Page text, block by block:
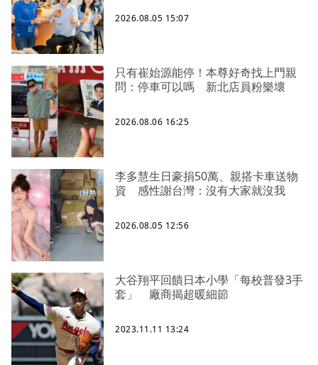
2026.08.05 15:07
只有崔始源能停！本尊好奇找上門親
問：停車可以嗎 新北店員粉樂壞
2026.08.06 16:25
李多慧生日豪捐50萬、親搭卡車送物
資 感性謝台灣：沒有大家就沒我
2026.08.05 12:56
大谷翔平回饋日本小學「每校普發3手
套」 廠商揭超暖細節
2023.11.11 13:24